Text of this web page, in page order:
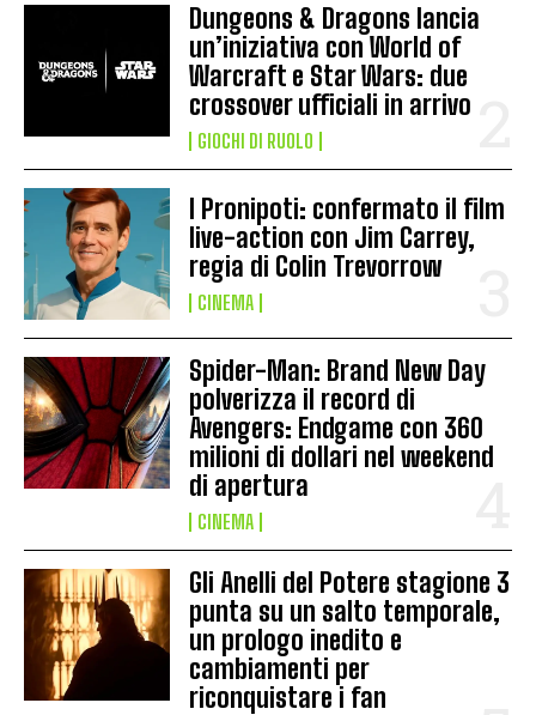
Dungeons & Dragons lancia
un’iniziativa con World of
Warcraft e Star Wars: due
crossover ufficiali in arrivo
GIOCHI DI RUOLO
I Pronipoti: confermato il film
live-action con Jim Carrey,
regia di Colin Trevorrow
CINEMA
Spider-Man: Brand New Day
polverizza il record di
Avengers: Endgame con 360
milioni di dollari nel weekend
di apertura
CINEMA
Gli Anelli del Potere stagione 3
punta su un salto temporale,
un prologo inedito e
cambiamenti per
riconquistare i fan